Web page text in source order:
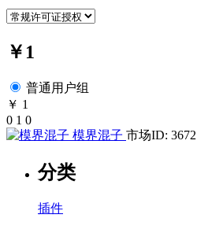
￥1
普通用户组
￥ 1
0 1 0
模界混子 市场ID: 3672
分类
插件